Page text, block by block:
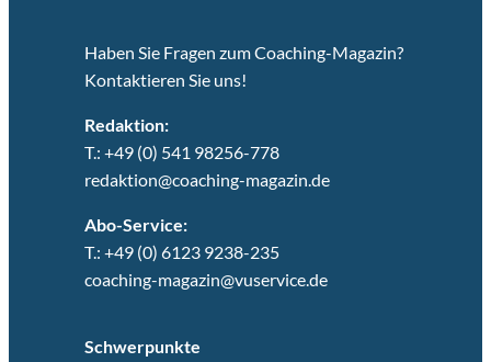
Haben Sie Fragen zum Coaching-Magazin?
Kontaktieren Sie uns!
Redaktion:
T.: +49 (0) 541 98256-778
redaktion@coaching-magazin.de
Abo-Service:
T.: +49 (0) 6123 9238-235
coaching-magazin@vuservice.de
Schwerpunkte